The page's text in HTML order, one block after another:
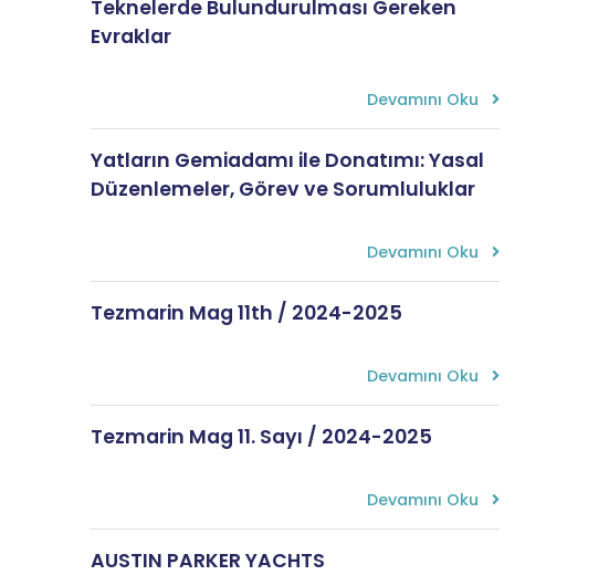
Teknelerde Bulundurulması Gereken
Evraklar
Devamını Oku
Yatların Gemiadamı ile Donatımı: Yasal
Düzenlemeler, Görev ve Sorumluluklar
Devamını Oku
Tezmarin Mag 11th / 2024-2025
Devamını Oku
Tezmarin Mag 11. Sayı / 2024-2025
Devamını Oku
AUSTIN PARKER YACHTS